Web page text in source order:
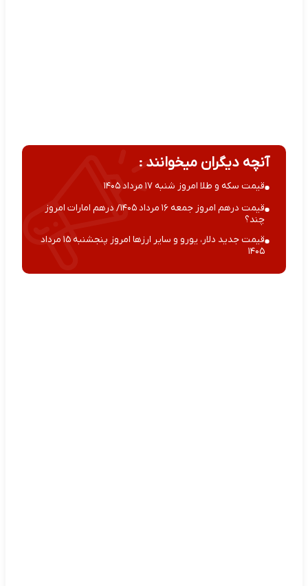
آنچه دیگران میخوانند :
قیمت سکه و طلا امروز شنبه ۱۷ مرداد ۱۴۰۵
قیمت درهم امروز جمعه ۱۶ مرداد ۱۴۰۵/ درهم امارات امروز
چند؟
قیمت جدید دلار، یورو و سایر ارزها امروز پنجشنبه ۱۵ مرداد
۱۴۰۵